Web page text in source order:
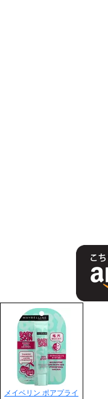
メイベリン ポアプライ